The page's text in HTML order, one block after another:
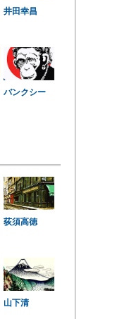
井田幸昌
バンクシー
荻須高徳
山下清